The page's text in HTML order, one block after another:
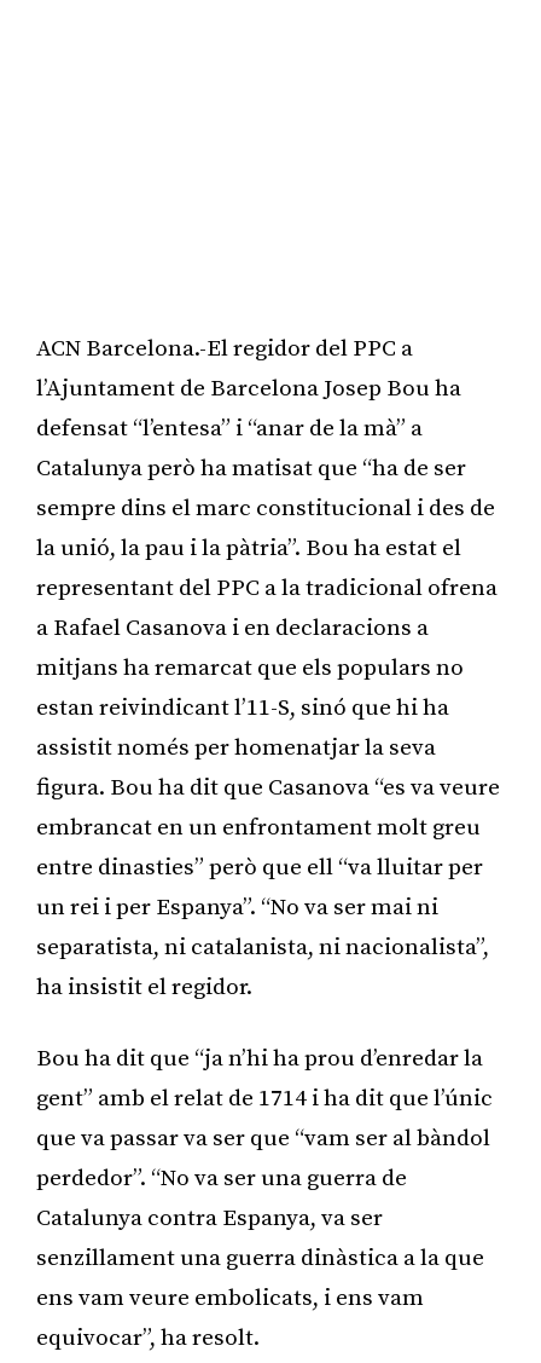
ACN Barcelona.-El regidor del PPC a
l’Ajuntament de Barcelona Josep Bou ha
defensat “l’entesa” i “anar de la mà” a
Catalunya però ha matisat que “ha de ser
sempre dins el marc constitucional i des de
la unió, la pau i la pàtria”. Bou ha estat el
representant del PPC a la tradicional ofrena
a Rafael Casanova i en declaracions a
mitjans ha remarcat que els populars no
estan reivindicant l’11-S, sinó que hi ha
assistit només per homenatjar la seva
figura. Bou ha dit que Casanova “es va veure
embrancat en un enfrontament molt greu
entre dinasties” però que ell “va lluitar per
un rei i per Espanya”. “No va ser mai ni
separatista, ni catalanista, ni nacionalista”,
ha insistit el regidor.
Bou ha dit que “ja n’hi ha prou d’enredar la
gent” amb el relat de 1714 i ha dit que l’únic
que va passar va ser que “vam ser al bàndol
perdedor”. “No va ser una guerra de
Catalunya contra Espanya, va ser
senzillament una guerra dinàstica a la que
ens vam veure embolicats, i ens vam
equivocar”, ha resolt.